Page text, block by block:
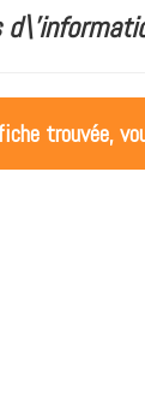
trouvée,